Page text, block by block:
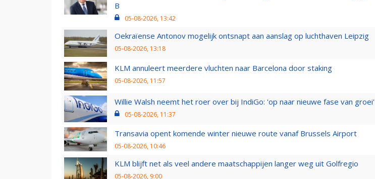
B
05-08-2026, 13:42
Oekraïense Antonov mogelijk ontsnapt aan aanslag op luchthaven Leipzig
05-08-2026, 13:18
KLM annuleert meerdere vluchten naar Barcelona door staking
05-08-2026, 11:57
Willie Walsh neemt het roer over bij IndiGo: 'op naar nieuwe fase van groei'
05-08-2026, 11:37
Transavia opent komende winter nieuwe route vanaf Brussels Airport
05-08-2026, 10:46
KLM blijft net als veel andere maatschappijen langer weg uit Golfregio
05-08-2026, 9:00